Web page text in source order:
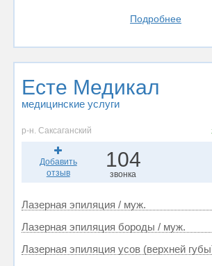
Подробнее
Есте Медикал
медицинские услуги
р-н. Саксаганский
Добавить
отзыв
104
звонка
Лазерная эпиляция / муж.
Лазерная эпиляция бороды / муж.
Лазерная эпиляция усов (верхней